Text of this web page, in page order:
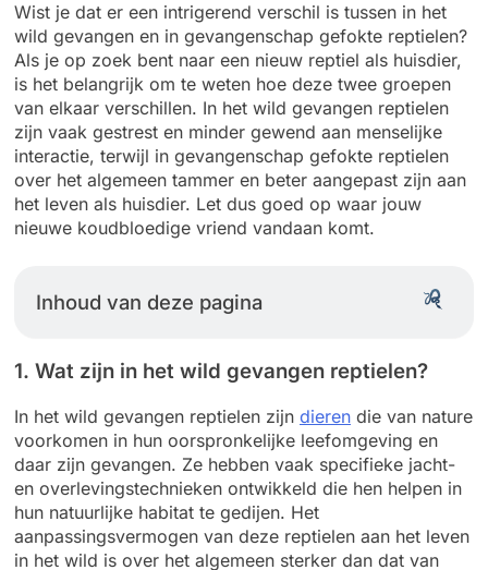
Wist je dat er een intrigerend verschil is tussen in het
wild gevangen en in gevangenschap gefokte reptielen?
Als je op zoek bent naar een nieuw reptiel als huisdier,
is het belangrijk om te weten hoe deze twee groepen
van elkaar verschillen. In het wild gevangen reptielen
zijn vaak gestrest en minder gewend aan menselijke
interactie, terwijl in gevangenschap gefokte reptielen
over het algemeen tammer en beter aangepast zijn aan
het leven als huisdier. Let dus goed op waar jouw
nieuwe koudbloedige vriend vandaan komt.
Inhoud van deze pagina
1. Wat zijn in het wild gevangen reptielen?
In het wild gevangen reptielen zijn dieren die van nature
voorkomen in hun oorspronkelijke leefomgeving en
daar zijn gevangen. Ze hebben vaak specifieke jacht-
en overlevingstechnieken ontwikkeld die hen helpen in
hun natuurlijke habitat te gedijen. Het
aanpassingsvermogen van deze reptielen aan het leven
in het wild is over het algemeen sterker dan dat van